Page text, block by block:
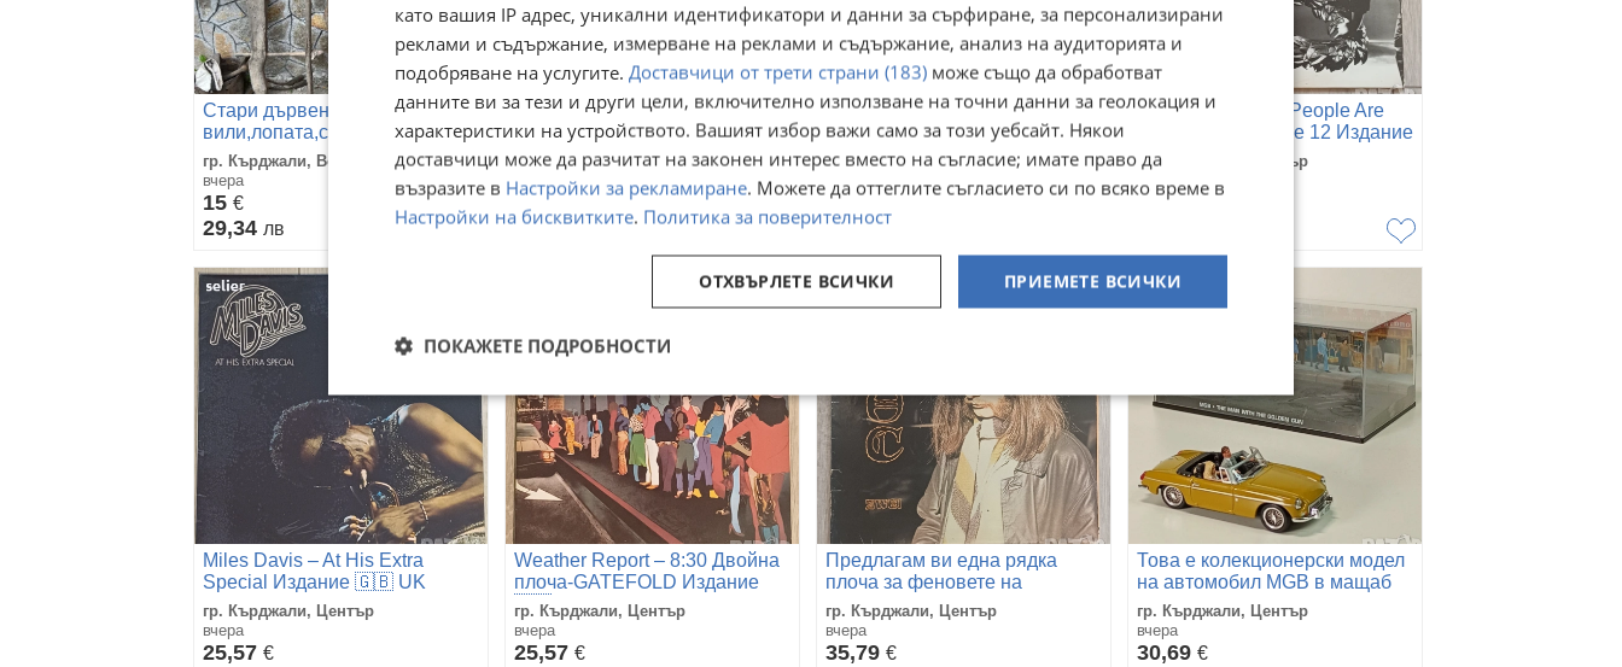
Стари дървени
вили,лопата,сърп,кошница и
плуг(хомот)..
гр. Кърджали, Веселчане
вчера
15 €
29,34 лв
Bob Dylan ‎– Greatest Hits
Оригинален нов диск Издание
1998г-Limited Edition, Чисто
нов,неразпечата
гр. Кърджали, Център
вчера
13 €
25,43лв
Предлагам ви една страхотна
плоча за познавачи и
ценители в отлично
състояние: Parliament ‎–
Osmium
гр. Кърджали, Център
вчера
81,81
160,01
Depeche Mode – People Are
People Maxi.Single 12 Издание
🇬🇧 UK 1984г Състояние на
винила:едната стр
гр. Кърджали, Център
вчера
25€
Miles Davis ‎– At His Extra
Special Издание 🇬🇧 UK
1974г Стил:JAZZ,BOP
Състояние на винила:VG++
Със
гр. Кърджали, Център
вчера
25,57 €
Weather Report ‎– 8:30 Двойна
плоча-GATEFOLD Издание
🇳🇱 HOLLAND 1979г
Стил:JAZZ , FUSION
Състояние
гр. Кърджали, Център
вчера
25,57 €
Предлагам ви една рядка
плоча за феновете на
стиловете -Krautrock, Prog
Rock, Experimental, Ambient:
гр. Кърджали, Център
вчера
35,79 €
Това е колекционерски модел
на автомобил MGB в мащаб
1:43, който е част от
официалната серия „The Ja
гр. Кърджали, Център
вчера
30,69 €
като вашия IP адрес, уникални идентификатори и данни за сърфиране, за персонализирани
реклами и съдържание, измерване на реклами и съдържание, анализ на аудиторията и
подобряване на услугите. Доставчици от трети страни (183) може също да обработват
данните ви за тези и други цели, включително използване на точни данни за геолокация и
характеристики на устройството. Вашият избор важи само за този уебсайт. Някои
доставчици може да разчитат на законен интерес вместо на съгласие; имате право да
възразите в Настройки за рекламиране. Можете да оттеглите съгласието си по всяко време в
Настройки на бисквитките. Политика за поверителност
ПРИЕМЕТЕ ВСИЧКИ
ОТХВЪРЛЕТЕ ВСИЧКИ
ПОКАЖЕТЕ ПОДРОБНОСТИ